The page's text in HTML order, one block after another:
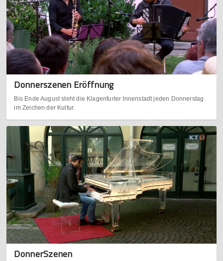
Donnerszenen Eröffnung
Bis Ende August steht die Klagenfurter Innenstadt jeden Donnerstag
im Zeichen der Kultur.
DonnerSzenen